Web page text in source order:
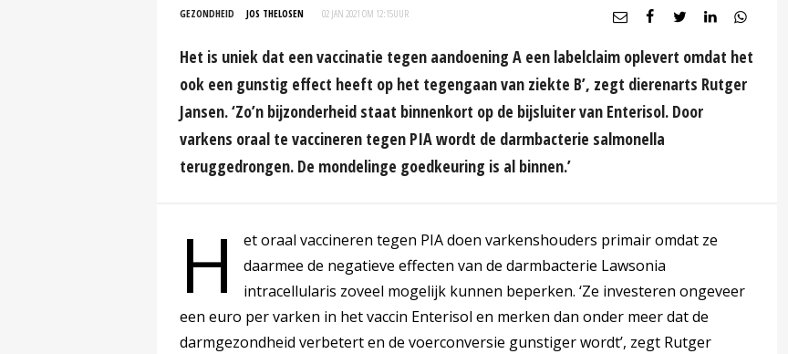
GEZONDHEID JOS THELOSEN 02 JAN 2021 OM 12:15UUR
Het is uniek dat een vaccinatie tegen aandoening A een labelclaim oplevert omdat het
ook een gunstig effect heeft op het tegengaan van ziekte B’, zegt dierenarts Rutger
Jansen. ‘Zo’n bijzonderheid staat binnenkort op de bijsluiter van Enterisol. Door
varkens oraal te vaccineren tegen PIA wordt de darmbacterie salmonella
teruggedrongen. De mondelinge goedkeuring is al binnen.’
H
et oraal vaccineren tegen PIA doen varkenshouders primair omdat ze
daarmee de negatieve effecten van de darmbacterie Lawsonia
intracellularis zoveel mogelijk kunnen beperken. ‘Ze investeren ongeveer
een euro per varken in het vaccin Enterisol en merken dan onder meer dat de
darmgezondheid verbetert en de voerconversie gunstiger wordt’, zegt Rutger